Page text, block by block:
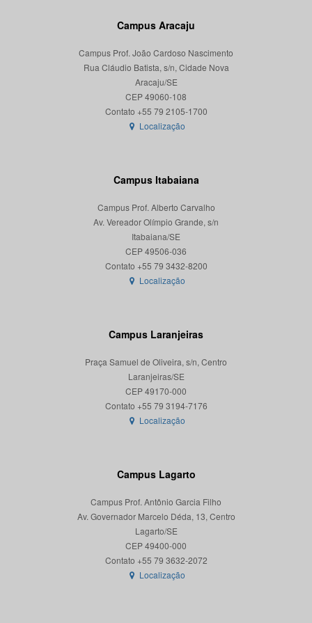
Campus Aracaju
Campus Prof. João Cardoso Nascimento
Rua Cláudio Batista, s/n, Cidade Nova
Aracaju/SE
CEP 49060-108
Localização
Campus Itabaiana
Campus Prof. Alberto Carvalho
Av. Vereador Olímpio Grande, s/n
Itabaiana/SE
CEP 49506-036
Localização
Campus Laranjeiras
Praça Samuel de Oliveira, s/n, Centro
Laranjeiras/SE
CEP 49170-000
Localização
Campus Lagarto
Campus Prof. Antônio Garcia Filho
Av. Governador Marcelo Déda, 13, Centro
Lagarto/SE
CEP 49400-000
Localização